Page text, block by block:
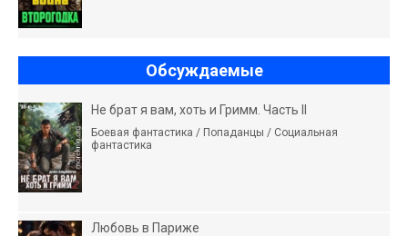
Обсуждаемые
Не брат я вам, хоть и Гримм. Часть II
Боевая фантастика / Попаданцы / Социальная
фантастика
Любовь в Париже